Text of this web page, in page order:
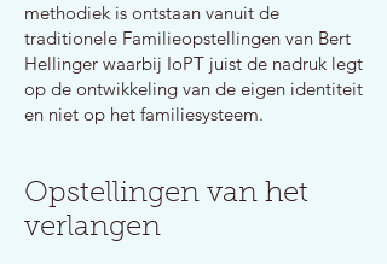
methodiek is ontstaan vanuit de
traditionele Familieopstellingen van Bert
Hellinger waarbij IoPT juist de nadruk legt
op de ontwikkeling van de eigen identiteit
en niet op het familiesysteem.
Opstellingen van het
verlangen